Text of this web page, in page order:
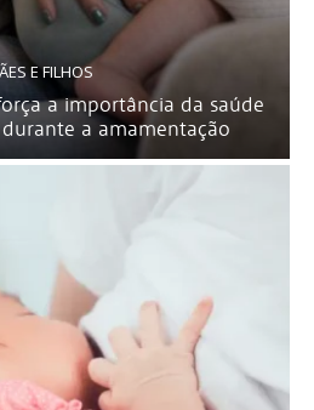
E FILHOS
a importância da saúde
a amamentação